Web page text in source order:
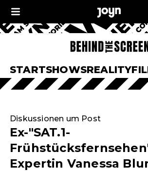
STARTSHOWSREALITY
Diskussionen um Post
Ex-"SAT.1-
Expertin Vanessa